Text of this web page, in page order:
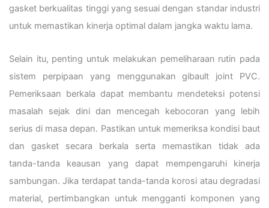
gasket berkualitas tinggi yang sesuai dengan standar industri
untuk memastikan kinerja optimal dalam jangka waktu lama.
Selain itu, penting untuk melakukan pemeliharaan rutin pada
sistem perpipaan yang menggunakan gibault joint PVC.
Pemeriksaan berkala dapat membantu mendeteksi potensi
masalah sejak dini dan mencegah kebocoran yang lebih
serius di masa depan. Pastikan untuk memeriksa kondisi baut
dan gasket secara berkala serta memastikan tidak ada
tanda-tanda keausan yang dapat mempengaruhi kinerja
sambungan. Jika terdapat tanda-tanda korosi atau degradasi
material, pertimbangkan untuk mengganti komponen yang